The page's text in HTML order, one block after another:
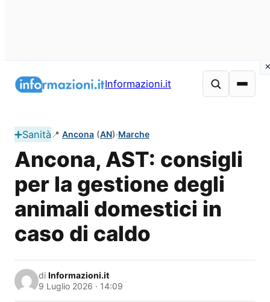
Informazioni.it
➕Sanità 📍 Ancona (AN)·Marche
Ancona, AST: consigli
per la gestione degli
animali domestici in
caso di caldo
di Informazioni.it
9 Luglio 2026 · 14:09